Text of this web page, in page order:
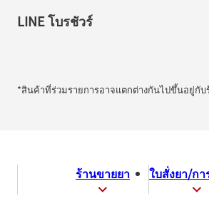
LINE โบรชัวร์
*สินค้าที่ร่วมรายการอาจแตกต่างกันไปขึ้นอยู่กับ
ร้านขายยา ใบสั่งยา/กา